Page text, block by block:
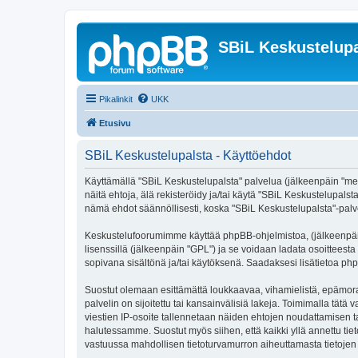
SBiL
Pikalinkit UKK
Etusivu
SBiL Keskustelupalsta - Käyttöehdot
Käyttämällä "SBiL Keskustelupalsta" palvelua (jälkeenpäin
näitä ehtoja, älä rekisteröidy ja/tai käytä "SBiL
nämä ehdot säännöllisesti, koska "SBiL Keskustelupalsta"-
Keskustelufoorumimme käyttää phpBB-ohjelmistoa,
lisenssillä (jälkeenpäin "GPL") ja se voidaan ladata osoitteesta
sopivana sisältönä ja/tai käytöksenä. Saadaksesi lisätietoa
Suostut olemaan esittämättä loukkaavaa, vihamielistä,
palvelin on sijoitettu tai kansainvälisiä lakeja. Toimimalla tätä
viestien IP-osoite tallennetaan näiden ehtojen noudattamisen
halutessamme. Suostut myös siihen, että kaikki yllä annettu
vastuussa mahdollisen tietoturvamurron aiheuttamasta